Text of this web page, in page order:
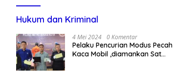
Hukum dan Kriminal
4 Mei 2024 0 Komentar
Pelaku Pencurian Modus Pecah
Kaca Mobil ,diamankan Sat